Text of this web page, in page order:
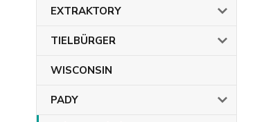
EXTRAKTORY
TIELBÜRGER
WISCONSIN
PADY